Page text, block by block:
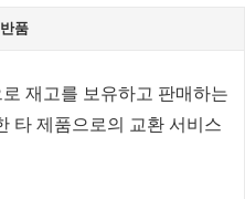
품
재고를 보유하고 판매하는
타 제품으로의 교환 서비스